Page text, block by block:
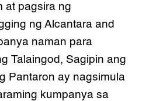
at pagsira ng
ng Alcantara and
naman para
Talaingod, Sagipin ang
Pantaron ay nagsimula
kumpanya sa